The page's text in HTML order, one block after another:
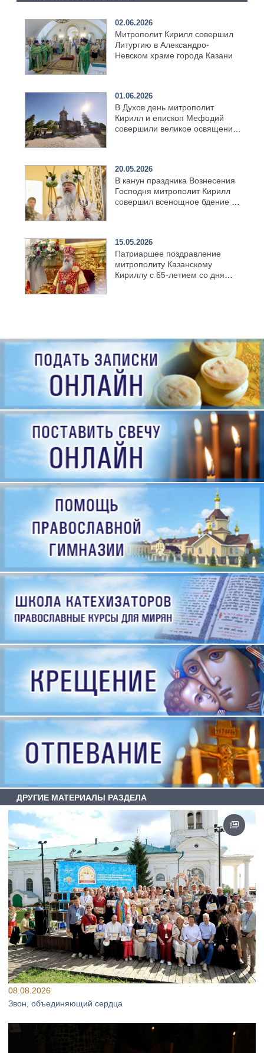
02.06.2026
Митрополит Кирилл совершил
Литургию в Александро-
Невском храме города Казани
01.06.2026
В Духов день митрополит
Кирилл и епископ Мефодий
совершили великое освящение
20.05.2026
В канун праздника Вознесения
Господня митрополит Кирилл
совершил всенощное бдение в
15.05.2026
Патриаршее поздравление
митрополиту Казанскому
Кириллу с 65-летием со дня
ДРУГИЕ МАТЕРИАЛЫ РАЗДЕЛА
08.08.2026
Звон, объединяющий сердца